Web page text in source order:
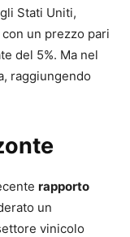
Stati Uniti,
un prezzo pari
del 5%. Ma nel
raggiungendo
rapporto
un
vinicolo